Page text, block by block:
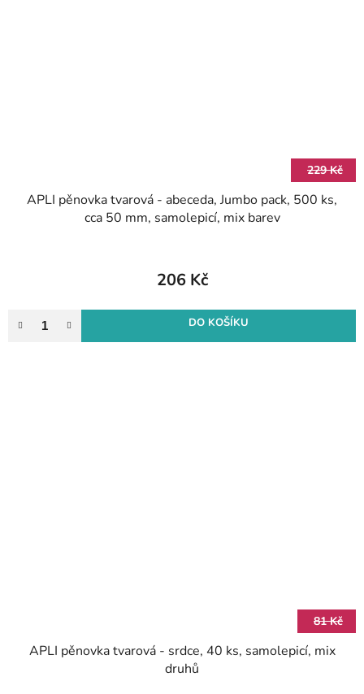
229 Kč
APLI pěnovka tvarová - abeceda, Jumbo pack, 500 ks,
cca 50 mm, samolepicí, mix barev
206 Kč
DO KOŠÍKU
81 Kč
APLI pěnovka tvarová - srdce, 40 ks, samolepicí, mix
druhů